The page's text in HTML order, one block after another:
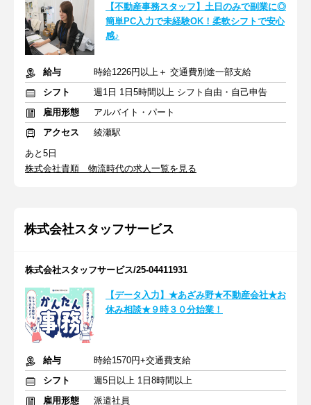
【不動産事務スタッフ】土日のみで副業に◎
簡単PC入力で未経験OK！柔軟シフトで安心
感♪
給与
時給1226円以上＋ 交通費別途一部支給
シフト
週1日 1日5時間以上 シフト自由・自己申告
雇用形態
アルバイト・パート
アクセス
綾瀬駅
あと5日
株式会社貴順 物流時代の求人一覧を見る
株式会社スタッフサービス
株式会社スタッフサービス/25-04411931
【データ入力】★あざみ野★不動産会社★お
休み相談★９時３０分始業！
給与
時給1570円+交通費支給
シフト
週5日以上 1日8時間以上
雇用形態
派遣社員